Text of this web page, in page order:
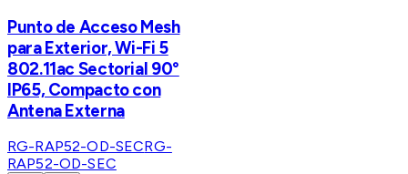
Punto de Acceso Mesh
para Exterior, Wi-Fi 5
802.11ac Sectorial 90°
IP65, Compacto con
Antena Externa
RG-RAP52-OD-SECRG-
RAP52-OD-SEC